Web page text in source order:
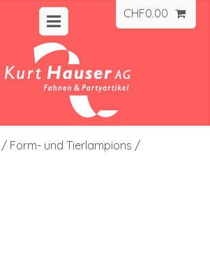
CHF0.00
/ Form- und Tierlampions /